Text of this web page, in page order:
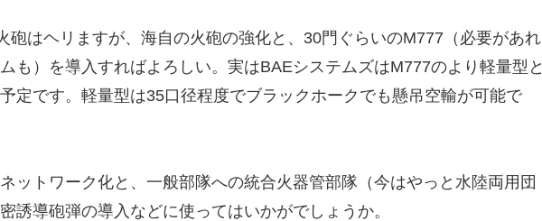
砲はヘリますが、海自の火砲の強化と、30門ぐらいのM777（必要があれ
も）を導入すればよろしい。実はBAEシステムズはM777のより軽量型と
定です。軽量型は35口径程度でブラックホークでも懸吊空輸が可能で
ットワーク化と、一般部隊への統合火器管部隊（今はやっと水陸両用団
誘導砲弾の導入などに使ってはいかがでしょうか。